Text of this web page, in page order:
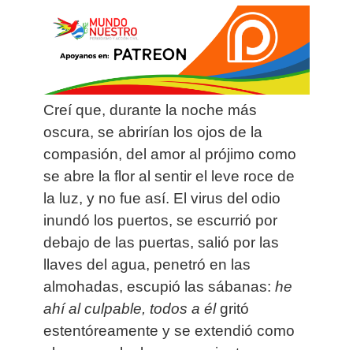
Creí que, durante la noche más
oscura, se abrirían los ojos de la
compasión, del amor al prójimo como
se abre la flor al sentir el leve roce de
la luz, y no fue así. El virus del odio
inundó los puertos, se escurrió por
debajo de las puertas, salió por las
llaves del agua, penetró en las
almohadas, escupió las sábanas: he
ahí al culpable, todos a élgritó
estentóreamente y se extendió como